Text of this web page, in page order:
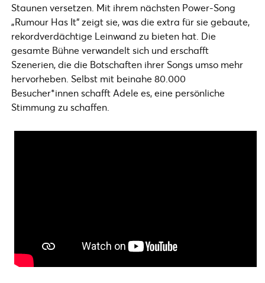
Staunen versetzen. Mit ihrem nächsten Power-Song
„Rumour Has It“ zeigt sie, was die extra für sie gebaute,
rekordverdächtige Leinwand zu bieten hat. Die
gesamte Bühne verwandelt sich und erschafft
Szenerien, die die Botschaften ihrer Songs umso mehr
hervorheben. Selbst mit beinahe 80.000
Besucher*innen schafft Adele es, eine persönliche
Stimmung zu schaffen.